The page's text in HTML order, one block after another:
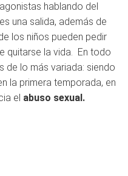
hablando del
una salida, además de
los niños pueden pedir
quitarse la vida. En todo
de lo más variada: siendo
la primera temporada, en
el abuso sexual.